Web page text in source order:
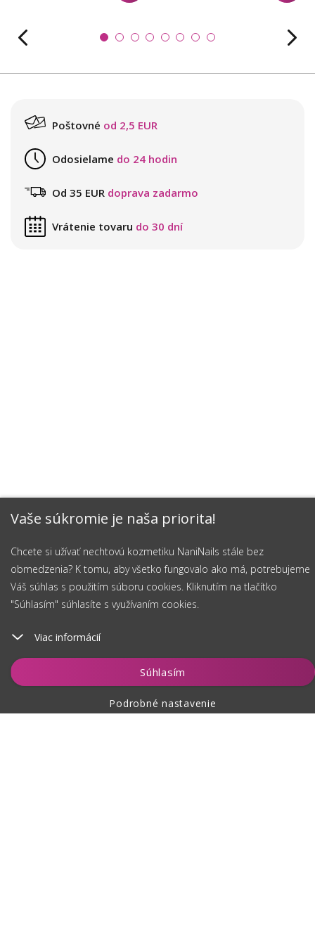
Vaše súkromie je naša priorita!
Chcete si užívať nechtovú kozmetiku NaniNails stále bez
obmedzenia? K tomu, aby všetko fungovalo ako má, potrebujeme
Váš súhlas s použitím súboru cookies. Kliknutím na tlačítko
"Súhlasím" súhlasíte s využívaním cookies.
Viac informácií
Súhlasím
Podrobné nastavenie
Vložiť do košíka
Poštovné od 2,5 EUR
Odosielame do 24 hodin
Od 35 EUR doprava zadarmo
Vrátenie tovaru do 30 dní